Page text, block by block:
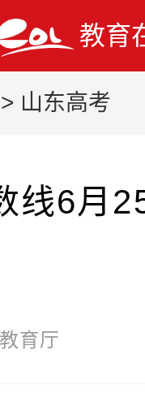
教育
> 山东高考
线6月
育厅